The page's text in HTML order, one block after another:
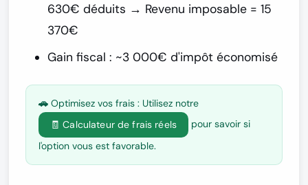
630€ déduits → Revenu imposable = 15
370€
Gain fiscal : ~3 000€ d'impôt économisé
🚗 Optimisez vos frais : Utilisez notre
🧾 Calculateur de frais réels
pour savoir si
l'option vous est favorable.